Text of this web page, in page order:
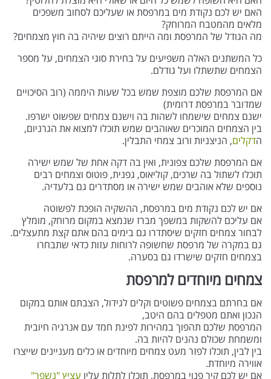
האם יש לכם נקודת מים במרפסת או שעליכם לסחוב משפכים
מלאים מהמטבח המרוחק?
מה הגודל של המרפסת ומה הייתם רוצים שיהיה בה חוץ מצמחים?
כל המשתנים האלה משפיעים על בחירת סוגי הצמחים, על מספר
הצמחים שתשתלו ועל גודלם.
אם המרפסת שלכם מוצפת שמש בכל שעות היממה (רוב הסיכויים
שמדובר במרפסת דרומית)
ישנם צמחים שישמחו לשהות בה וישנם צמחים שפשוט ישרפו.
בין הצמחים המוכרים שאוהבים שמש תוכלו למצוא את הגרניום,
הדקלים, הניצניות ורוב צמחי התבלין.
אם המרפסת שלכם צפונית, ואין בה דקה אחת של שמש ישירה
תוכלו לשתול בה שרכים, קוליאוס, גפנית, פוטוס וצמחים רבים
נוספים שלא אוהבים שמש ישירה או מסתדרים גם בלעדיה.
אם יש לכם נקודת מים במרפסת, ההשקיה הופכת לפשוטה
אם עליכם להשקות במשפך מברז שנמצא במקום מרוחק, מומלץ
לבחור צמחים חזקים שיסתדרו גם בימים בהם אתם קצת מתעצלים.
גם במקרה של מרפסת שחשופה לרוחות עזות כדאי שתבחרו
בצמחים חזקים שישרדו גם בסערה.
צמחים מיוחדים למרפסת
אם בחרתם בצמחים פשוטים וקלים לגידול, הצבתם אותם במקום
הנכון ואתם מטפלים בהם היטב,
המרפסת שלכם תהפוך במהירות לפינת חמד עם אנרגיה חיובית
ומשמחת שכולם נהנים להיות בה.
בין לבין, תוכלו לפזר מעט צמחים מיוחדים או כלים מעניינים שייצרו
אווירה מיוחדת.
אם יש לכם קיר פנוי במרפסת, תוכלו לתלות עליו עציץ "נשפך"